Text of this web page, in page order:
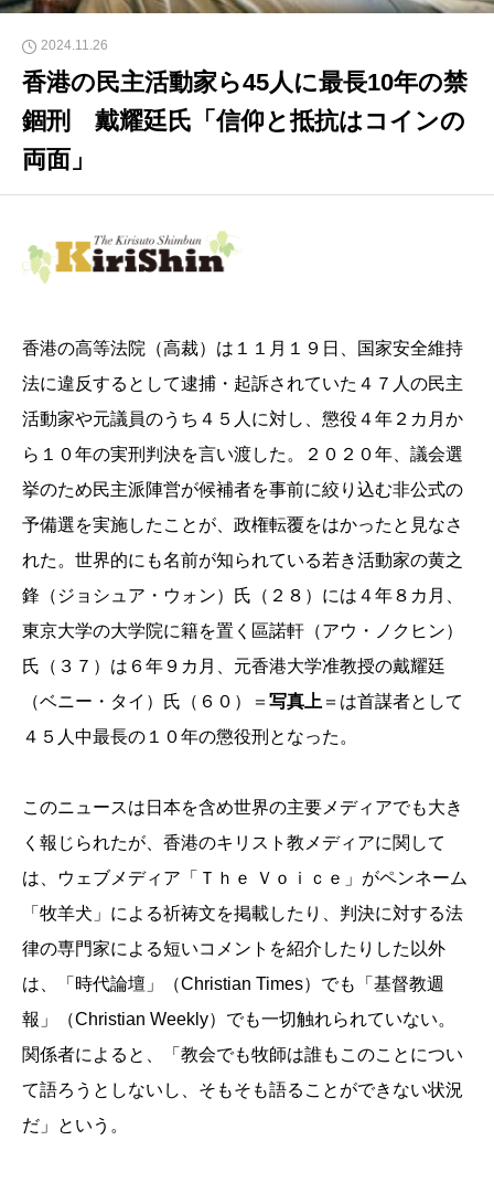
2024.11.26
香港の民主活動家ら45人に最長10年の禁
錮刑 戴耀廷氏「信仰と抵抗はコインの
両面」
香港の高等法院（高裁）は１１月１９日、国家安全維持
法に違反するとして逮捕・起訴されていた４７人の民主
活動家や元議員のうち４５人に対し、懲役４年２カ月か
ら１０年の実刑判決を言い渡した。２０２０年、議会選
挙のため民主派陣営が候補者を事前に絞り込む非公式の
予備選を実施したことが、政権転覆をはかったと見なさ
れた。世界的にも名前が知られている若き活動家の黄之
鋒（ジョシュア・ウォン）氏（２８）には４年８カ月、
東京大学の大学院に籍を置く區諾軒（アウ・ノクヒン）
氏（３７）は６年９カ月、元香港大学准教授の戴耀廷
（ベニー・タイ）氏（６０）＝ 写真上 ＝は首謀者として
４５人中最長の１０年の懲役刑となった。
このニュースは日本を含め世界の主要メディアでも大き
く報じられたが、香港のキリスト教メディアに関して
は、ウェブメディア「Ｔｈｅ Ｖｏｉｃｅ」がペンネーム
「牧羊犬」による祈祷文を掲載したり、判決に対する法
律の専門家による短いコメントを紹介したりした以外
は、「時代論壇」（Christian Times）でも「基督教週
報」（Christian Weekly）でも一切触れられていない。
関係者によると、「教会でも牧師は誰もこのことについ
て語ろうとしないし、そもそも語ることができない状況
だ」という。